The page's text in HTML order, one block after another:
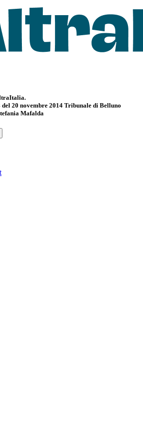
del 20 novembre 2014 Tribunale di Belluno
Mafalda